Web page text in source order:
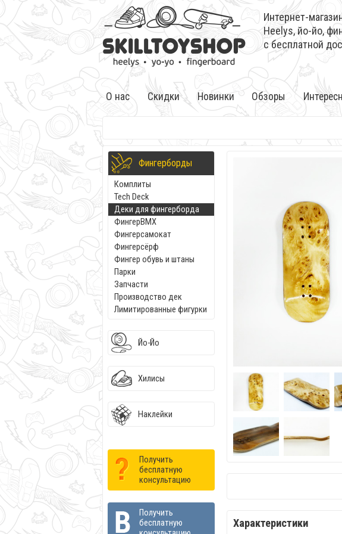
Интернет-
Heelys, йо-йо,
с бесплатной
О нас Скидки Новинки Обзоры
Фингерборды
Комплиты
Tech Deck
Деки для фингерборда
ФингерBMX
Фингерсамокат
Фингерсёрф
Фингер обувь и штаны
Парки
Запчасти
Производство дек
Лимитированные фигурки
Йо-Йо
Хилисы
Наклейки
Получить
бесплатную
консультацию
Получить
бесплатную
Характеристики